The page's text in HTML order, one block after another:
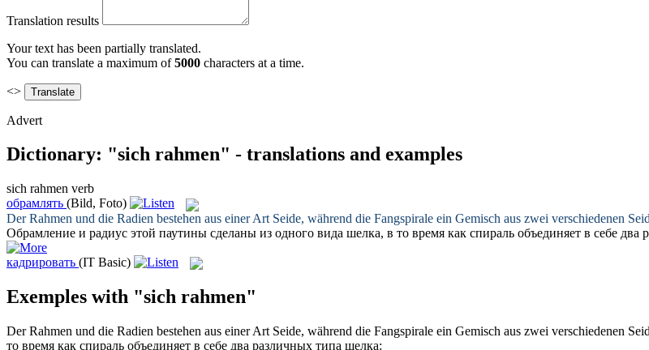
Translation results
Your text has been partially translated.
You can translate a maximum of5000 characters at a time.
<>
Advert
Dictionary: "sich rahmen" - translations and examples
sich rahmen verb
обрамлять (Bild, Foto)
DerRahmen und die Radien bestehen aus einer Art Seide, während die Fangspirale ein Gemisch aus zwei verschiedenen
Обрамление и радиус этой паутины сделаны из одного вида шелка, в то время как спираль объединяет в себе два
кадрировать (IT Basic)
Exemples with "sich rahmen"
DerRahmen und die Radien bestehen aus einer Art Seide, während die Fangspirale ein Gemisch aus zwei verschiedenen
то время как спираль объединяет в себе два различных типа шелка: